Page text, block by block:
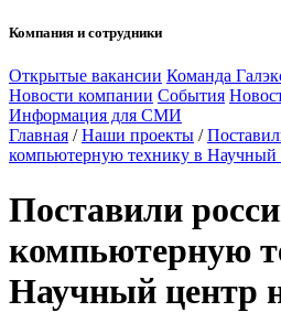
Компания и сотрудники
Открытые вакансии Команда
Новости компании События
Информация для СМИ
Главная / Наши проекты /
компьютерную технику в Научный
Поставили
компьютерную
Научный центр